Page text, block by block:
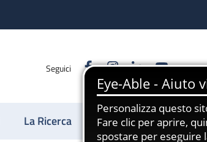
Seguici FacebookInstagram
LinkedinYouTube
La Ricerca Sostienici